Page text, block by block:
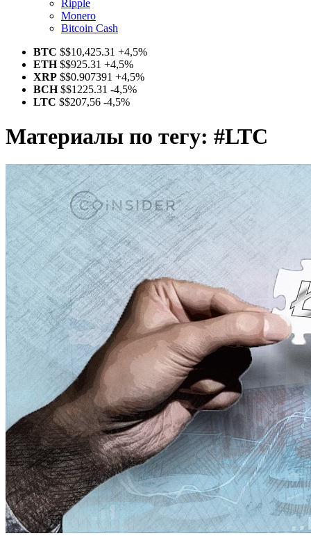
Ripple
Monero
Bitcoin Cash
BTC $$10,425.31 +4,5%
ETH$$925.31 +4,5%
XRP $$0.907391 +4,5%
BCH$$1225.31 -4,5%
LTC $$207,56 -4,5%
Материалы по тегу: #LTC